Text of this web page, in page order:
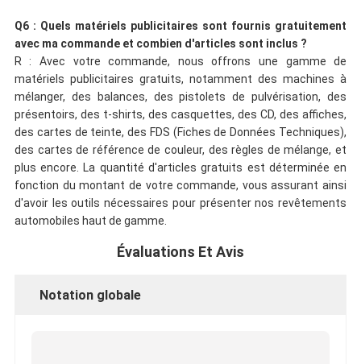
Q6 : Quels matériels publicitaires sont fournis gratuitement
avec ma commande et combien d'articles sont inclus ?
R : Avec votre commande, nous offrons une gamme de
matériels publicitaires gratuits, notamment des machines à
mélanger, des balances, des pistolets de pulvérisation, des
présentoirs, des t-shirts, des casquettes, des CD, des affiches,
des cartes de teinte, des FDS (Fiches de Données Techniques),
des cartes de référence de couleur, des règles de mélange, et
plus encore. La quantité d'articles gratuits est déterminée en
fonction du montant de votre commande, vous assurant ainsi
d'avoir les outils nécessaires pour présenter nos revêtements
automobiles haut de gamme.
Évaluations Et Avis
Notation globale